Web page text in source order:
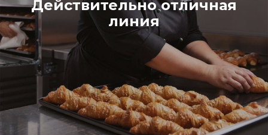
Действительно отличная
линия